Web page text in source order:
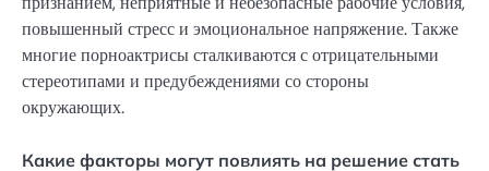
повышенный стресс и эмоциональное напряжение. Также
многие порноактрисы сталкиваются с отрицательными
стереотипами и предубеждениями со стороны
окружающих.
Какие факторы могут повлиять на решение стать